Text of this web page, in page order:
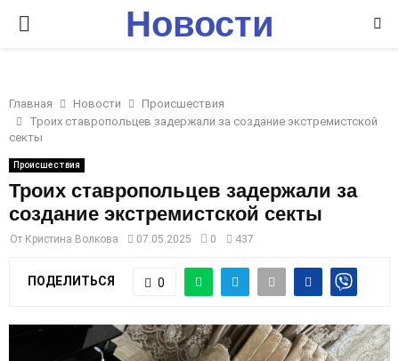
P
I
M
A
Новости
Главная Новости
Происшествия
Троих ставропольцев задержали за создание экстремистской
секты
Происшествия
Троих ставропольцев задержали за
создание экстремистской секты
От Кристина Волкова 07.05.2025 0 437
ПОДЕЛИТЬСЯ 0